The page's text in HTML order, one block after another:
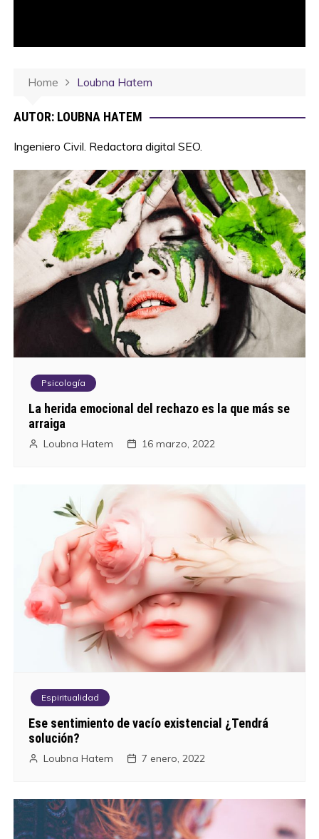
Home Loubna Hatem
AUTOR: LOUBNA HATEM
Ingeniero Civil. Redactora digital SEO.
Psicología
La herida emocional del rechazo es la que más se
arraiga
Loubna Hatem 16 marzo, 2022
Espiritualidad
Ese sentimiento de vacío existencial ¿Tendrá
solución?
Loubna Hatem 7 enero, 2022